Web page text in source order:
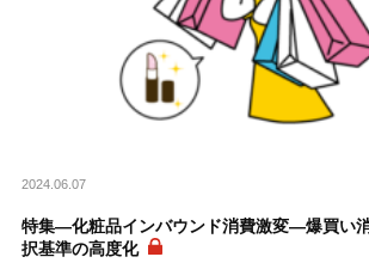
2024.06.07
特集―化粧品インバウンド消費激変―爆買い
択基準の高度化